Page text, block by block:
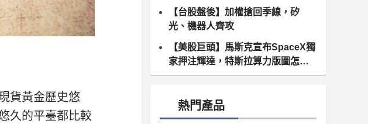
貨黃金歷史悠
久的平臺都比較
【台股盤後】加權搶回季線，矽
光、機器人齊攻
【美股巨頭】馬斯克宣布SpaceX獨
家押注輝達，特斯拉算力版圖怎麼
算？
熱門產品